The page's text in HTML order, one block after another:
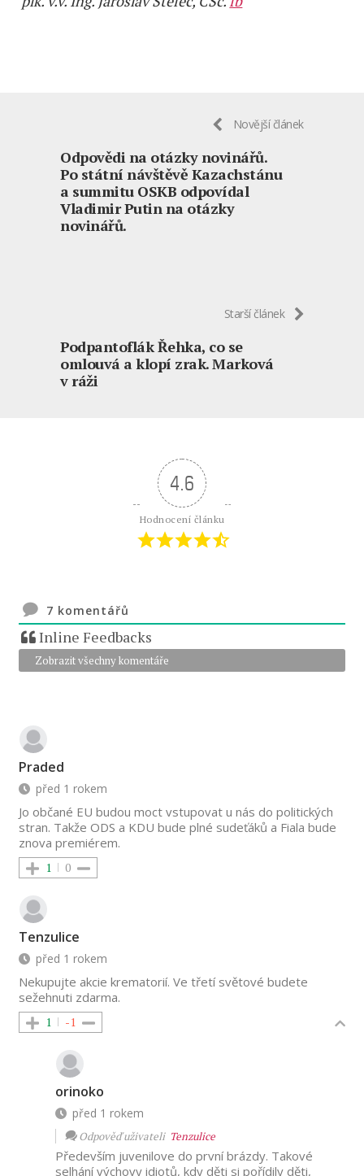
Novější článek
Odpovědi na otázky novinářů.
Po státní návštěvě Kazachstánu
a summitu OSKB odpovídal
Vladimir Putin na otázky
novinářů.
Starší článek
Podpantoflák Řehka, co se
omlouvá a klopí zrak. Marková
v ráži
4.6
Hodnocení článku
7 komentářů
Inline Feedbacks
Zobrazit všechny komentáře
Praded
před 1 rokem
Jo občané EU budou moct vstupovat u nás do politických
stran. Takže ODS a KDU bude plné sudeťáků a Fiala bude
znova premiérem.
1 0
Tenzulice
před 1 rokem
Nekupujte akcie krematorií. Ve třetí světové budete
sežehnuti zdarma.
1 -1
orinoko
před 1 rokem
Odpověď uživateli Tenzulice
Především juvenilove do první brázdy. Takové
selhání výchovy idiotů, kdy děti si pořídily děti,